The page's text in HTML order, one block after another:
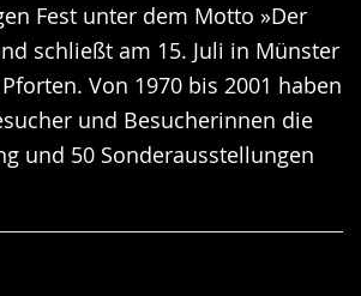
Fest unter dem Motto »Der
schließt am 15. Juli in Münster
Von 1970 bis 2001 haben
und Besucherinnen die
und 50 Sonderausstellungen